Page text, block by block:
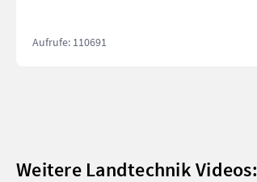
Aufrufe: 110691
Weitere Landtechnik Videos: